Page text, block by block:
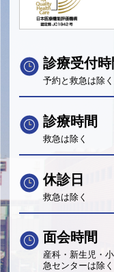
診療受付時
予約と救急は除く
診療時間
救急は除く
休診日
救急は除く
面会時間
産科・新生児・
急センターは除く